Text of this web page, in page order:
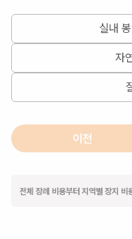
실내
자
이전
전체 장례 비용부터 지역별 장지 비